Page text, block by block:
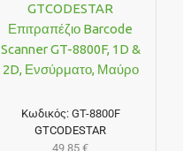
GTCODESTAR
Επιτραπέζιο Barcode
Scanner GT-8800F, 1D &
2D, Ενσύρματο, Μαύρο
Κωδικός: GT-8800F
GTCODESTAR
49,85€